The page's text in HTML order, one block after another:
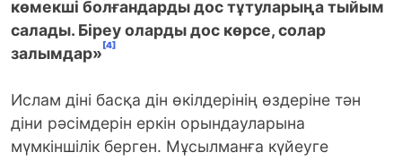
көмекші болғандарды дос тұтуларыңа тыйым
салады. Біреу оларды дос көрсе, солар
залымдар»[4]
Ислам діні басқа дін өкілдерінің өздеріне тән
діни рәсімдерін еркін орындауларына
мүмкіншілік берген. Мұсылманға күйеуге